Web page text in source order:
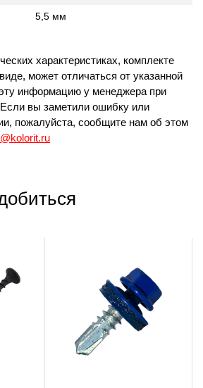
5,5 мм
характеристиках, комплекте
может отличаться от указанной
информацию у менеджера при
вы заметили ошибку или
пожалуйста, сообщите нам об этом